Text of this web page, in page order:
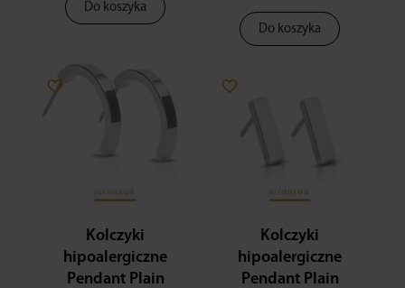
Do koszyka
Do koszyka
Kolczyki
hipoalergiczne
Pendant Plain
Kolczyki
hipoalergiczne
Pendant Plain